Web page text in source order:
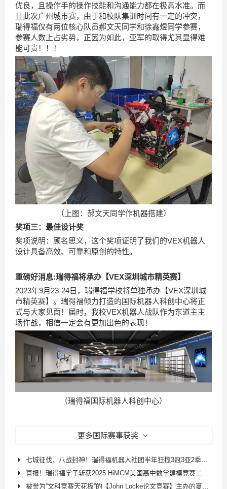
优良，且操作手的操作技能和沟通能力都在极高水准。而
且此次广州城市赛，由于和校队集训时间有一定的冲突，
瑞得福仅有两位核心队员郝文天同学和徐鑫煜同学参赛，
参赛人数上占劣势，正因为如此，亚军的取得尤其显得难
能可贵！！！
（上图：郝文天同学作机器搭建）
奖项三：最佳设计奖
奖项说明：顾名思义，这个奖项证明了我们的VEX机器人
设计具备高效、可靠和原创的特性。
重磅好消息:瑞得福将承办【VEX深圳城市精英赛】
2023年9月23-24日，瑞得福学校将单独承办【VEX深圳城
市精英赛】。瑞得福倾力打造的国际机器人科创中心将正
式与大家见面！届时，我校VEX机器人战队作为东道主主
场作战，相信一定会有更加出色的表现！
（瑞得福国际机器人科创中心）
更多国际赛事获奖
七城征伐，八战封神！瑞得福机器人社团半年狂揽3冠3亚2季，续写不败传奇！
喜报！瑞得福学子斩获2025 HiMCM美国高中数学建模竞赛二等奖！
被誉为“文科竞赛天花板”的【John Locke论文竞赛】主办的夏令营有什么含金量呢？